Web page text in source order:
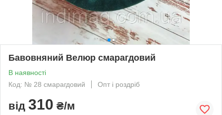
Бавовняний Велюр смарагдовий
В наявності
Код: № 28 смарагдовий
Опт і роздріб
від 310 ₴/м